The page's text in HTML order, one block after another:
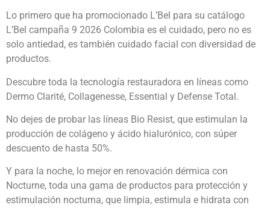
Lo primero que ha promocionado L’Bel para su catálogo
L’Bel campaña 9 2026 Colombia es el cuidado, pero no es
solo antiedad, es también cuidado facial con diversidad de
productos.
Descubre toda la tecnología restauradora en líneas como
Dermo Clarité, Collagenesse, Essential y Defense Total.
No dejes de probar las líneas Bio Resist, que estimulan la
producción de colágeno y ácido hialurónico, con súper
descuento de hasta 50%.
Y para la noche, lo mejor en renovación dérmica con
Nocturne, toda una gama de productos para protección y
estimulación nocturna, que limpia, estimula e hidrata con